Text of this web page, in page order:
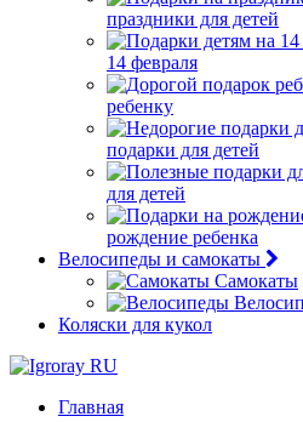
праздники для детей
14 февраля
ребенку
подарки для детей
для детей
рождение ребенка
Велосипеды и самокаты
Самокаты
Коляски для кукол
Главная